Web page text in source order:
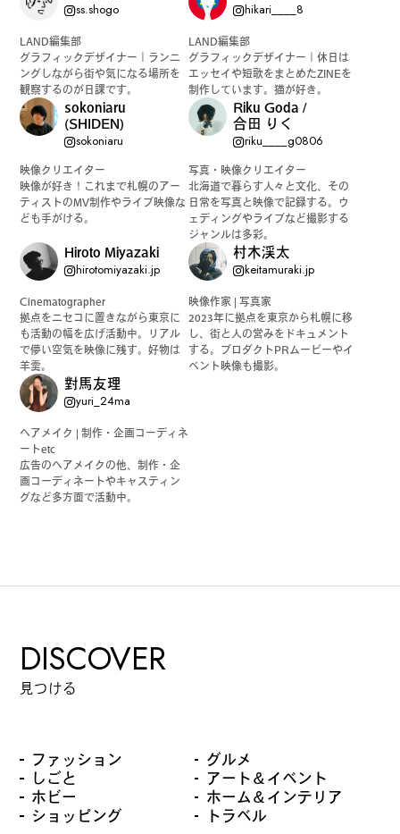
ss.shogo
LAND編集部
グラフィックデザイナー｜ランニ
ングしながら街や気になる場所を
観察するのが日課です。
hikari____8
LAND編集部
グラフィックデザイナー｜休日は
エッセイや短歌をまとめたZINEを
制作しています。猫が好き。
sokoniaru
(SHIDEN)
sokoniaru
映像クリエイター
映像が好き！これまで札幌のアー
ティストのMV制作やライブ映像な
ども手がける。
Riku Goda /
合田 りく
riku____g0806
写真・映像クリエイター
北海道で暮らす人々と文化、その
日常を写真と映像で記録する。ウ
ェディングやライブなど撮影する
ジャンルは多彩。
Hiroto Miyazaki
hirotomiyazaki.jp
Cinematographer
拠点をニセコに置きながら東京に
も活動の幅を広げ活動中。リアル
で儚い空気を映像に残す。好物は
羊羹。
村木渓太
keitamuraki.jp
映像作家 | 写真家
2023年に拠点を東京から札幌に移
し、街と人の営みをドキュメント
する。プロダクトPRムービーやイ
ベント映像も撮影。
對馬友理
yuri_24ma
ヘアメイク | 制作・企画コーディネ
ートetc
広告のヘアメイクの他、制作・企
画コーディネートやキャスティン
グなど多方面で活動中。
DISCOVER
見つける
ファッション
グルメ
しごと
アート＆イベント
ホビー
ホーム＆インテリア
ショッピング
トラベル